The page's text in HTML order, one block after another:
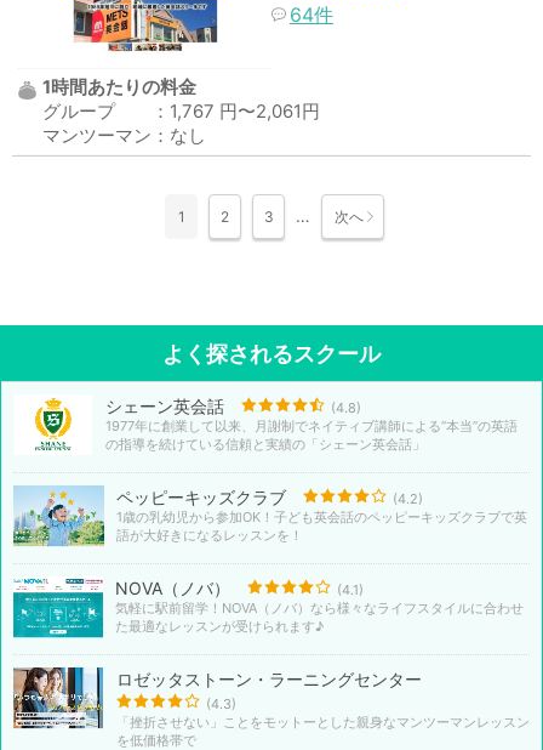
64件
1時間あたりの料金
グループ ：1,767 円〜2,061円
マンツーマン：なし
1 2 3 … 次へ
よく探されるスクール
シェーン英会話
(4.8)
1977年に創業して以来、月謝制でネイティブ講師による”本当”の英語
の指導を続けている信頼と実績の「シェーン英会話」
ペッピーキッズクラブ
(4.2)
1歳の乳幼児から参加OK！子ども英会話のペッピーキッズクラブで英
語が大好きになるレッスンを！
NOVA（ノバ）
(4.1)
気軽に駅前留学！NOVA（ノバ）なら様々なライフスタイルに合わせ
た最適なレッスンが受けられます♪
ロゼッタストーン・ラーニングセンター
(4.3)
「挫折させない」ことをモットーとした親身なマンツーマンレッスン
を低価格帯で